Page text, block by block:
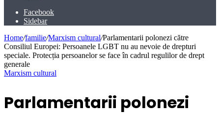
Facebook
Sidebar
Home/familie/Marxism cultural/Parlamentarii polonezi către
Consiliul Europei: Persoanele LGBT nu au nevoie de drepturi
speciale. Protecția persoanelor se face în cadrul regulilor de drept
generale
Marxism cultural
Parlamentarii polonezi